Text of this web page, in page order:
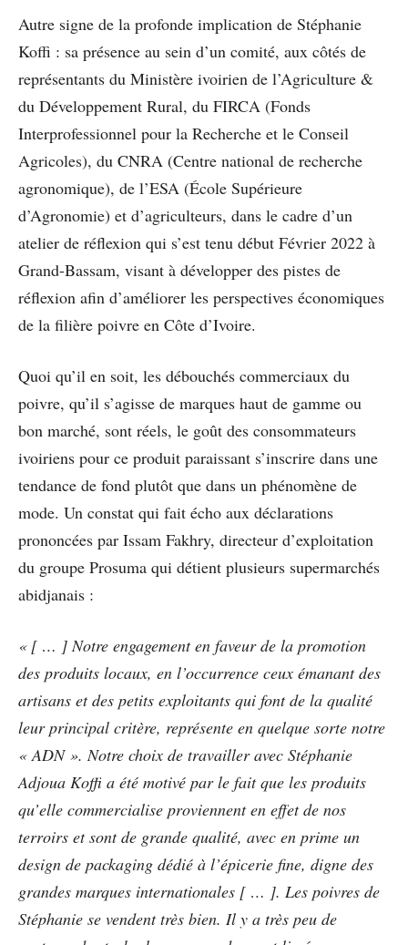
Autre signe de la profonde implication de Stéphanie
Koffi : sa présence au sein d’un comité, aux côtés de
représentants du Ministère ivoirien de l’Agriculture &
du Développement Rural, du FIRCA (Fonds
Interprofessionnel pour la Recherche et le Conseil
Agricoles), du CNRA (Centre national de recherche
agronomique), de l’ESA (École Supérieure
d’Agronomie) et d’agriculteurs, dans le cadre d’un
atelier de réflexion qui s’est tenu début Février 2022 à
Grand-Bassam, visant à développer des pistes de
réflexion afin d’améliorer les perspectives économiques
de la filière poivre en Côte d’Ivoire.
Quoi qu’il en soit, les débouchés commerciaux du
poivre, qu’il s’agisse de marques haut de gamme ou
bon marché, sont réels, le goût des consommateurs
ivoiriens pour ce produit paraissant s’inscrire dans une
tendance de fond plutôt que dans un phénomène de
mode. Un constat qui fait écho aux déclarations
prononcées par Issam Fakhry, directeur d’exploitation
du groupe Prosuma qui détient plusieurs supermarchés
abidjanais :
« [ … ] Notre engagement en faveur de la promotion
des produits locaux, en l’occurrence ceux émanant des
artisans et des petits exploitants qui font de la qualité
leur principal critère, représente en quelque sorte notre
« ADN ». Notre choix de travailler avec Stéphanie
Adjoua Koffi a été motivé par le fait que les produits
qu’elle commercialise proviennent en effet de nos
terroirs et sont de grande qualité, avec en prime un
design de packaging dédié à l’épicerie fine, digne des
grandes marques internationales [ … ]. Les poivres de
Stéphanie se vendent très bien. Il y a très peu de